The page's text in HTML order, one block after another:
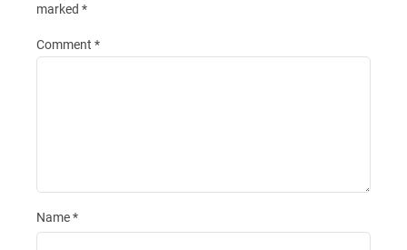
marked *
Comment *
Name*